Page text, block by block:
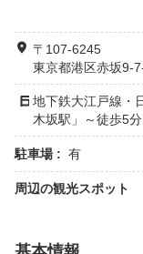
〒107-6245
東京都港区赤坂9-
地下鉄大江戸線・
木坂駅」～徒歩5
駐車場 : 有
周辺の観光スポット